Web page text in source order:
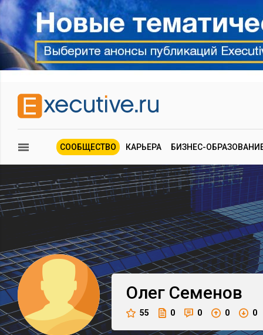
СООБЩЕСТВО КАРЬЕРА БИЗНЕС-
Олег Семенов
55 0 0 0 0